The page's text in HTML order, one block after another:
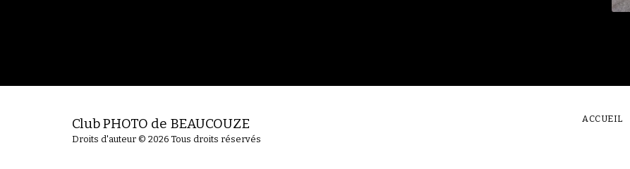
Club PHOTO de BEAUCOUZE
Droits d'auteur © 2026 Tous droits réservés
ACCUEIL